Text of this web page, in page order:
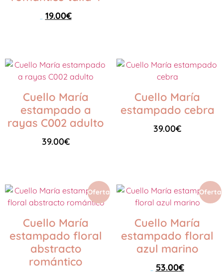
19.00€
Cuello María
estampado a
rayas C002 adulto
39.00€
Cuello María
estampado cebra
39.00€
Oferta
Cuello María
estampado floral
abstracto
romántico
Oferta
Cuello María
estampado floral
azul marino
53.00€